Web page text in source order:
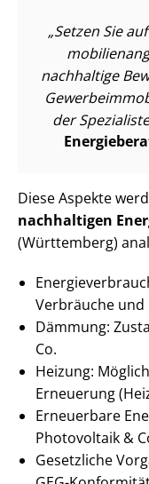
Setzen Sie
nachhaltige
der
Diese Aspekte
nachhaltigen
(Württemberg)
Verbräuche
Dämmung:
Co.
Heizung:
Erneuerung
Erneuerbare
Photovoltaik &
Gesetzliche